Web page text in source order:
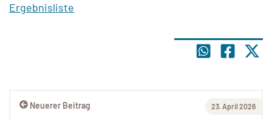
Ergebnisliste
Neuerer Beitrag 23. April 2026